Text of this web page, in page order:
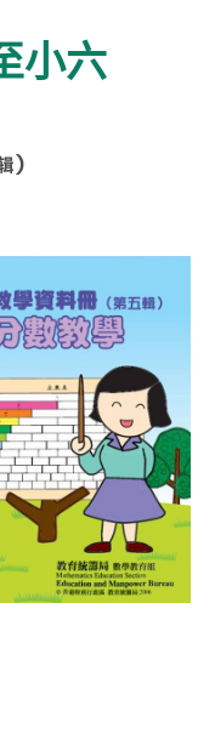
小六
)